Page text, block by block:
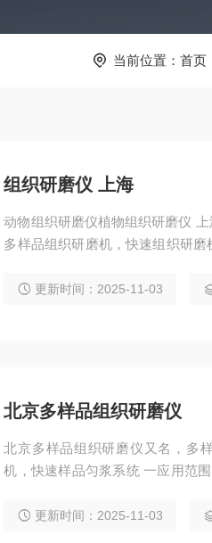
当前位置： 首页
组织研磨仪 上海
动物组织研磨仪植物组织研磨仪
多样品组织研磨机，快速组织研
于各种动物组织包括大脑、心脏
更新时间：2025-11-03
北京多样品组织研磨仪
北京多样品组织研磨仪又名，多
机，快速样品匀浆系统 一应用范
腺、肾脏、肠、淋巴结、肌肉、骨骼等样品的研磨
更新时间：2025-11-03